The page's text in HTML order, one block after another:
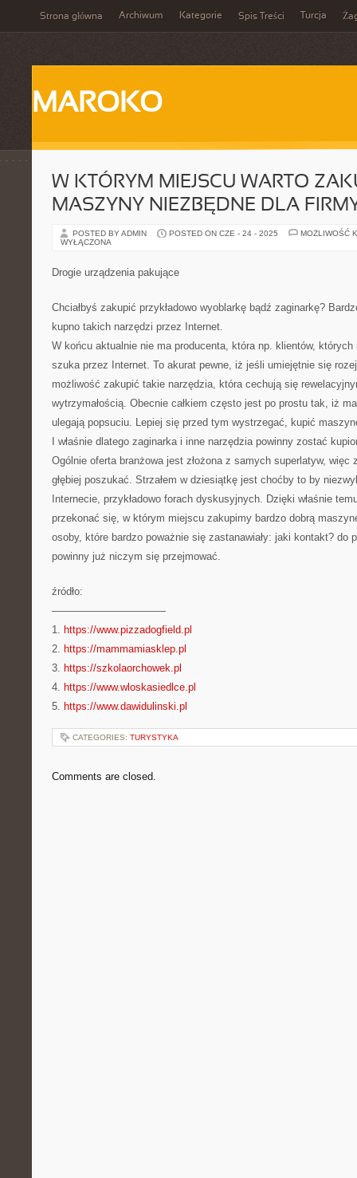
Strona główna Archiwum Kategorie Spis Treści Turcja
MAROKO
W KTÓRYM MIEJSCU WARTO
MASZYNY NIEZBĘDNE DLA
POSTED BY ADMIN POSTED ON CZE - 24 - 2025
MOŻLIWOŚĆ
WYŁĄCZONA
Drogie urządzenia pakujące
Chciałbyś zakupić przykładowo wyoblarkę bądź zaginarkę?
kupno takich narzędzi przez Internet.
W końcu aktualnie nie ma producenta, która np. klientów, których
szuka przez Internet. To akurat pewne, iż jeśli umiejętnie się
możliwość zakupić takie narzędzia, która cechują się
wytrzymałością. Obecnie całkiem często jest po prostu tak, iż
ulegają popsuciu. Lepiej się przed tym wystrzegać, kupić
I właśnie dlatego zaginarka i inne narzędzia powinny zostać
Ogólnie oferta branżowa jest złożona z samych superlatyw, więc
głębiej poszukać. Strzałem w dziesiątkę jest choćby to by
Internecie, przykładowo forach dyskusyjnych. Dzięki właśnie
przekonać się, w którym miejscu zakupimy bardzo dobrą
osoby, które bardzo poważnie się zastanawiały: jaki kontakt? do
powinny już niczym się przejmować.
źródło:
———————————
1. https://www.pizzadogfield.pl
2. https://mammamiasklep.pl
3. https://szkolaorchowek.pl
4. https://www.wloskasiedlce.pl
5. https://www.dawidulinski.pl
CATEGORIES: TURYSTYKA
Comments are closed.